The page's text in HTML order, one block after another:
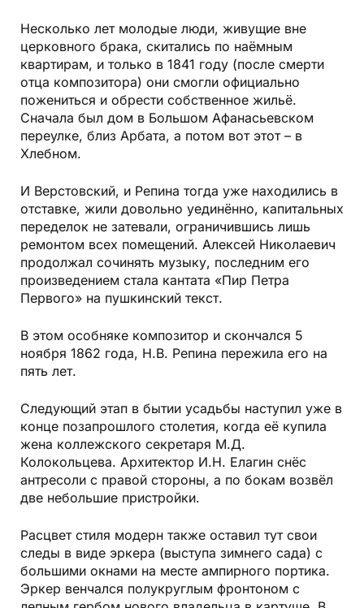
Несколько лет молодые люди, живущие вне
церковного брака, скитались по наёмным
квартирам, и только в 1841 году (после смерти
отца композитора) они смогли официально
пожениться и обрести собственное жильё.
Сначала был дом в Большом Афанасьевском
переулке, близ Арбата, а потом вот этот – в
Хлебном.
И Верстовский, и Репина тогда уже находились в
отставке, жили довольно уединённо, капитальных
переделок не затевали, ограничившись лишь
ремонтом всех помещений. Алексей Николаевич
продолжал сочинять музыку, последним его
произведением стала кантата «Пир Петра
Первого» на пушкинский текст.
В этом особняке композитор и скончался 5
ноября 1862 года, Н.В. Репина пережила его на
пять лет.
Следующий этап в бытии усадьбы наступил уже в
конце позапрошлого столетия, когда её купила
жена коллежского секретаря М.Д.
Колокольцева. Архитектор И.Н. Елагин снёс
антресоли с правой стороны, а по бокам возвёл
две небольшие пристройки.
Расцвет стиля модерн также оставил тут свои
следы в виде эркера (выступа зимнего сада) с
большими окнами на месте ампирного портика.
Эркер венчался полукруглым фронтоном с